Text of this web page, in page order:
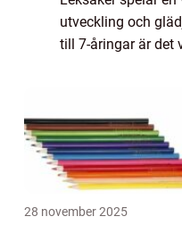
utveckling och
till 7-åringar är det
28 november 2025